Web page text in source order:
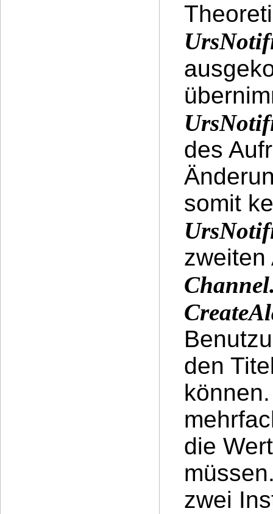
des
somit
zweiten
den
die
zwei